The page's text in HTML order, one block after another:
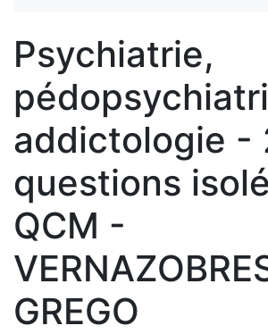
Psychiatrie,
addictologie -
questions
QCM -
GREGO